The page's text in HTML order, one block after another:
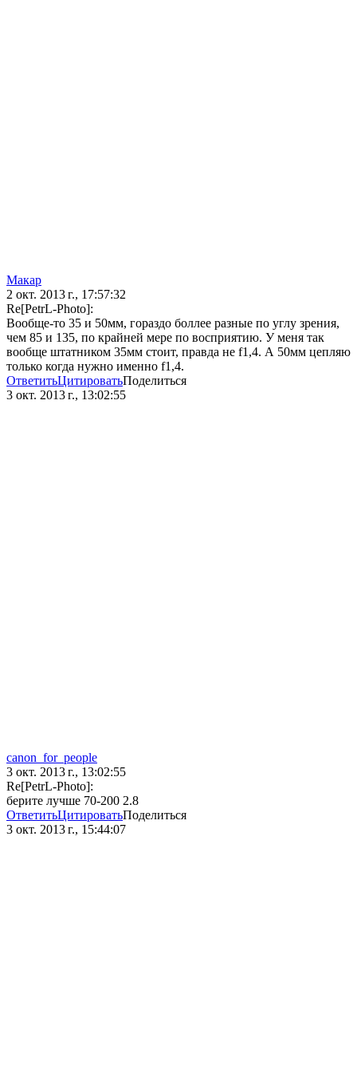
Макар
2 окт. 2013 г., 17:57:32
Re[PetrL-Photo]:
Вообще-то 35 и 50мм, гораздо боллее разные по углу зрения,
чем 85 и 135, по крайней мере по восприятию. У меня так
вообще штатником 35мм стоит, правда не f1,4. А 50мм цепляю
только когда нужно именно f1,4.
ОтветитьЦитироватьПоделиться
3 окт. 2013 г., 13:02:55
canon_for_people
3 окт. 2013 г., 13:02:55
Re[PetrL-Photo]:
берите лучше 70-200 2.8
ОтветитьЦитироватьПоделиться
3 окт. 2013 г., 15:44:07